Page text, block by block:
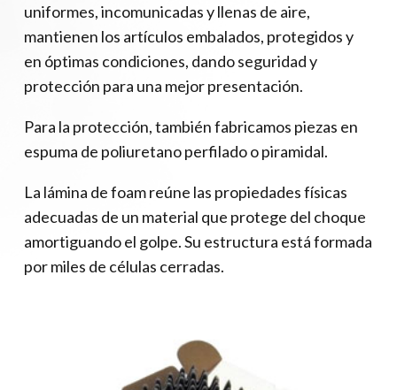
uniformes, incomunicadas y llenas de aire,
mantienen los artículos embalados, protegidos y
en óptimas condiciones, dando seguridad y
protección para una mejor presentación.
Para la protección, también fabricamos piezas en
espuma de poliuretano perfilado o piramidal.
La lámina de foam reúne las propiedades físicas
adecuadas de un material que protege del choque
amortiguando el golpe. Su estructura está formada
por miles de células cerradas.